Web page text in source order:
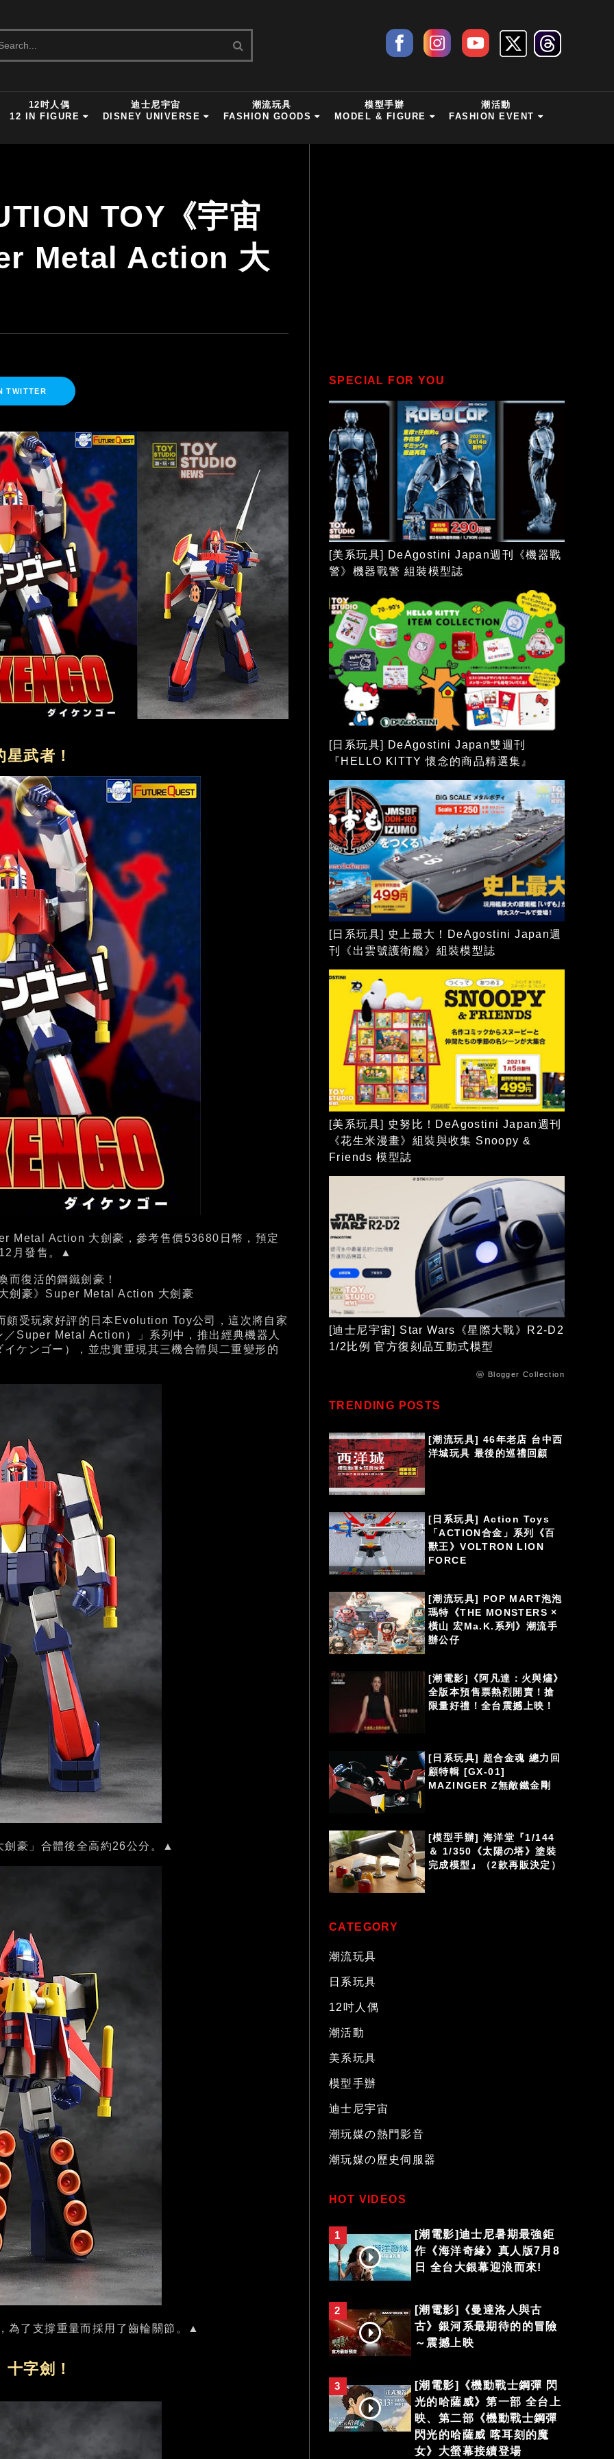
12吋人偶
12 IN FIGURE
迪士尼宇宙
DISNEY UNIVERSE
潮流玩具
FASHION GOODS
模型手辦
MODEL & FIGURE
潮活動
FASHION EVENT
TOY《宇宙
Metal Action 大
TWITTER
星武者！
Metal Action 大劍豪，參考售價53680日幣，預定
月發售。▲
而復活的鋼鐵劍豪！
劍豪》Super Metal Action 大劍豪
受玩家好評的日本Evolution Toy公司，這次將自家
Super Metal Action）」系列中，推出經典機器人
ケンゴー），並忠實重現其三機合體與二重變形的
豪」合體後全高約26公分。▲
為了支撐重量而採用了齒輪關節。▲
十字劍！
SPECIAL FOR YOU
[美系玩具] DeAgostini Japan週刊《機器戰
警》機器戰警 組裝模型誌
[日系玩具] DeAgostini Japan雙週刊
『HELLO KITTY 懷念的商品精選集』
[日系玩具] 史上最大！DeAgostini Japan週
刊《出雲號護衛艦》組裝模型誌
[美系玩具] 史努比！DeAgostini Japan週刊
《花生米漫畫》組裝與收集 Snoopy &
Friends 模型誌
[迪士尼宇宙] Star Wars《星際大戰》R2-D2
1/2比例 官方復刻品互動式模型
ⓦ Blogger Collection
TRENDING POSTS
[潮流玩具] 46年老店 台中西
洋城玩具 最後的巡禮回顧
[日系玩具] Action Toys
「ACTION合金」系列《百
獸王》VOLTRON LION
FORCE
[潮流玩具] POP MART泡泡
瑪特《THE MONSTERS ×
橫山 宏Ma.K.系列》潮流手
辦公仔
[潮電影]《阿凡達：火與燼》
全版本預售票熱烈開賣！搶
限量好禮！全台震撼上映！
[日系玩具] 超合金魂 總力回
顧特輯 [GX-01]
MAZINGER Z無敵鐵金剛
[模型手辦] 海洋堂『1/144
＆ 1/350《太陽の塔》塗裝
完成模型』（2款再販決定）
CATEGORY
潮流玩具
日系玩具
12吋人偶
潮活動
美系玩具
模型手辦
迪士尼宇宙
潮玩媒の熱門影音
潮玩媒の歷史伺服器
HOT VIDEOS
1
[潮電影]迪士尼暑期最強鉅
作《海洋奇緣》真人版7月8
日 全台大銀幕迎浪而來!
2
[潮電影]《曼達洛人與古
古》銀河系最期待的的冒險
～震撼上映
3
[潮電影]《機動戰士鋼彈 閃
光的哈薩威》第一部 全台上
映、第二部《機動戰士鋼彈
閃光的哈薩威 喀耳刻的魔
女》大螢幕接續登場